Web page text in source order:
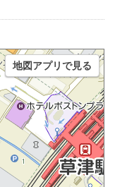
地図アプリで見る